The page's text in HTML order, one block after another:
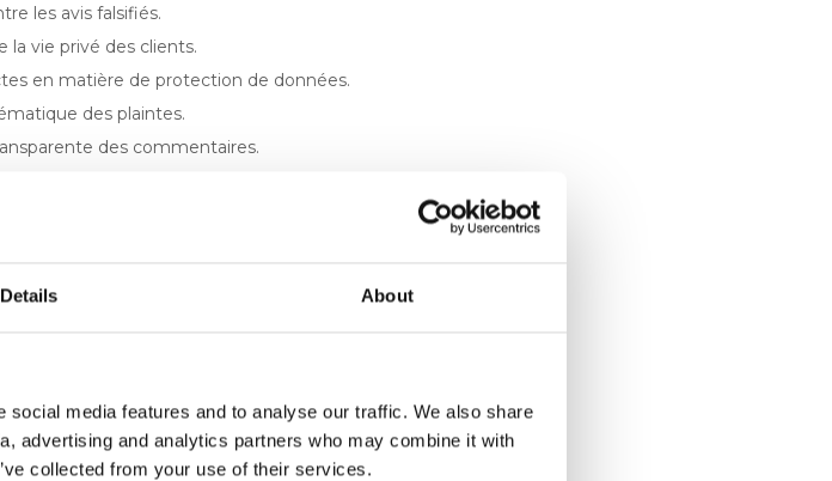
Details About
media features and to analyse our traffic. We also share
advertising and analytics partners who may combine it with
collected from your use of their services.
les avis falsifiés.
la vie privé des clients.
en matière de protection de données.
des plaintes.
des commentaires.
contre…
la mention de faits non avérés.
diffamatoires ou abusives.